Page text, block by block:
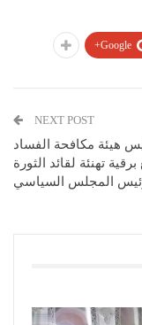
Google+
NEXT POST
هيئة مكافحة الفساد
برقية تهنئة لقائد الثورة
المجلس السياسي